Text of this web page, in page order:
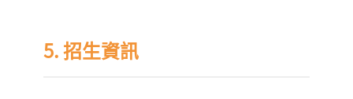
5. 招生資訊